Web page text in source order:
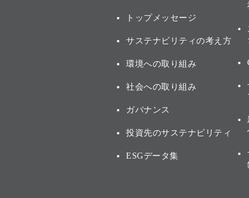
トップメッセージ
サステナビリティの考え方
環境への取り組み
社会への取り組み
ガバナンス
投資先のサステナビリティ
ESGデータ集